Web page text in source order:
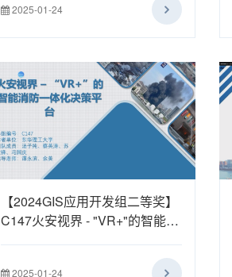
2025-01-24
【2024GIS应用开发组二等奖】
C147火安视界 - "VR+"的智能消
2025-01-24